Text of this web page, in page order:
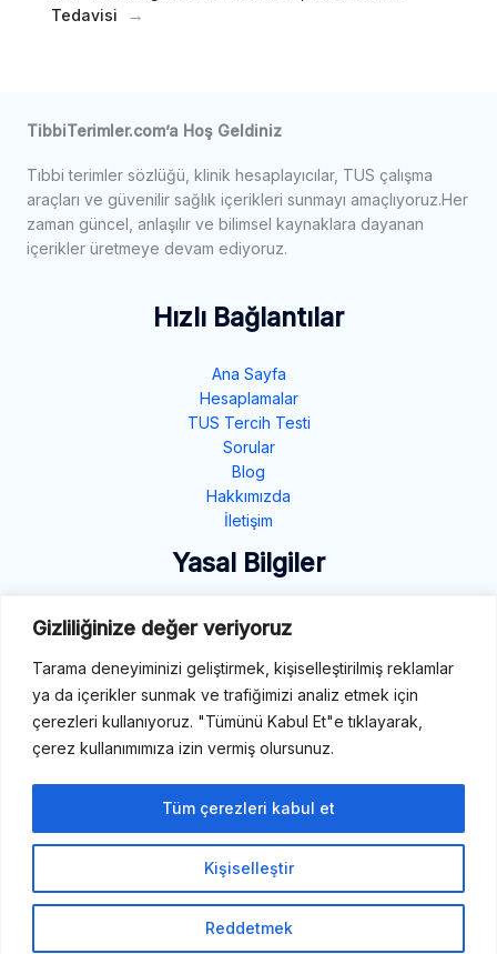
Gizliliğinize değer veriyoruz
Tarama deneyiminizi geliştirmek, kişiselleştirilmiş reklamlar
ya da içerikler sunmak ve trafiğimizi analiz etmek için
çerezleri kullanıyoruz. "Tümünü Kabul Et"e tıklayarak,
çerez kullanımımıza izin vermiş olursunuz.
Kişiselleştir
Reddetmek
Tüm çerezleri kabul et
Tedavisi
TibbiTerimler.com’a Hoş Geldiniz
Tıbbi terimler sözlüğü, klinik hesaplayıcılar, TUS çalışma
araçları ve güvenilir sağlık içerikleri sunmayı amaçlıyoruz.Her
zaman güncel, anlaşılır ve bilimsel kaynaklara dayanan
içerikler üretmeye devam ediyoruz.
Hızlı Bağlantılar
Ana Sayfa
Hesaplamalar
TUS Tercih Testi
Sorular
Blog
Hakkımızda
İletişim
Yasal Bilgiler
Gizlilik Politikası
Çerez Politikası
Şartlar ve Koşullar
İletişim
E-Mail: destek@tibbiterimler.com
LinkedIn
Telif Hakkı © 2026 Tıbbi Terimler